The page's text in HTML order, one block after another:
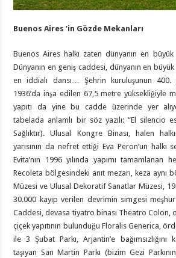
Buenos Aires ‘in Gözde Mekanları
Buenos Aires halkı zaten dünyanın en
Dünyanın en geniş caddesi, dünyanın en
en iddialı dansı… Şehrin kuruluşunun 400.
1936’da inşa edilen 67,5 metre yüksekliğiyle
yapıtı da yine bu cadde üzerinde yer
tabelada anlamlı bir söz yazılı: “El silencio
Sağlıktır). Ulusal Kongre Binası, halen
yarısının da nefret ettiği Eva Peron’un halkı
Evita’nın 1996 yılında yapımı tamamlanan
Recoleta bölgesindeki anıt mezarı, keza aynı
Müzesi ve Ulusal Dekoratif Sanatlar Müzesi,
30.000 kayıp verilen devrimin simgesi meşhur
Caddesi, devasa tiyatro binası Theatro Colon,
çiçek yapıtının bulunduğu Floralis Generica,
ile 3 Şubat Parkı, Arjantin’e bağımsızlığını
taşıyan San Martin Parkı (bizim Gezi